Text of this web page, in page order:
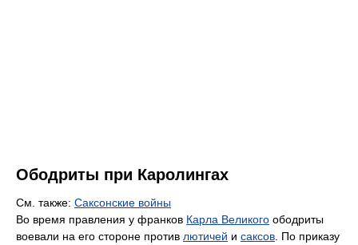
Ободриты при Каролингах
См. также: Саксонские войны
Во время правления у франков Карла Великого ободриты
воевали на его стороне против лютичей и саксов . По приказу